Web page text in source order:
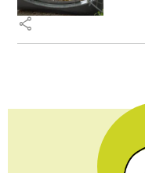
share